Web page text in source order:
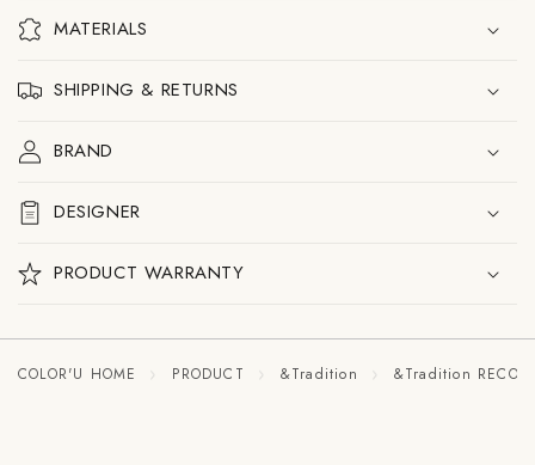
ン
ト
プ
数
量
減
ら
ト
増
や
MATERIALS
SHIPPING & RETURNS
BRAND
DESIGNER
PRODUCT WARRANTY
COLOR'U HOME PRODUCT &Tradition &Tradition